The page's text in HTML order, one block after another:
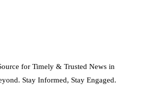
for Timely & Trusted News in
Stay Informed, Stay Engaged.